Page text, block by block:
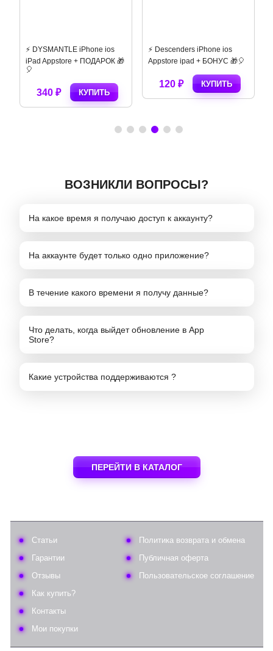
ios
БОНУС 🎁🎈
⚡️ Poppy Playtime Chapter 2
iPhone ios AppStore ipad 🎁
140 ₽
⚡️ Fortnite iPhone
+ ПОДАРОК 🎁🎈
140 ₽
ВОЗНИКЛИ ВОПРОСЫ?
На какое время я получаю доступ к аккаунту?
На аккаунте будет только одно приложение?
В течение какого времени я получу данные?
Что делать, когда выйдет обновление в App
Store?
Какие устройства поддерживаются ?
ПЕРЕЙТИ В КАТАЛОГ
Статьи
Гарантии
Отзывы
Как купить?
Контакты
Мои покупки
Политика возврата и обмена
Публичная оферта
Пользовательское соглашение